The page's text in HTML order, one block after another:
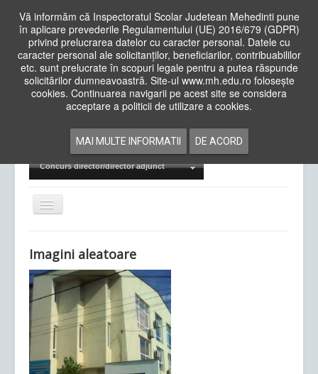
Vă informăm că Inspectoratul Scolar Judetean Mehedinti pune
în aplicare prevederile Regulamentului (UE) 2016/679 (GDPR)
privind prelucrarea datelor cu caracter personal. Datele cu
caracter personal ale solicitanților, beneficiarilor, contribuabililor
etc. sunt prelucrate în scopuri legale pentru a putea răspunde
solicitărilor dumneavoastră. Site-ul www.mh.edu.ro folosește
cookies. Continuarea navigarii pe acest site se considera
acceptare a politicii de utilizare a cookies.
MAI MULTE INFORMATII DE ACORD
Cauta
in
siteAcasa Cadre Didactice
Examene Naționale
Concurs director/director adjunct
Comută
navigarea
Ultimele articole: Vi, 04.11.2022 -
Județean Mehedinți
Imagini aleatoare